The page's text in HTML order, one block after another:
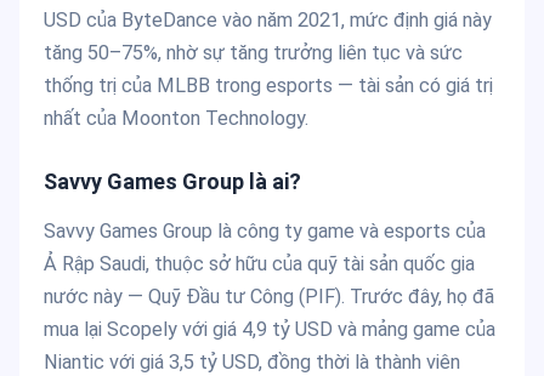
USD của ByteDance vào năm 2021, mức định giá này
tăng 50–75%, nhờ sự tăng trưởng liên tục và sức
thống trị của MLBB trong esports — tài sản có giá trị
nhất của Moonton Technology.
Savvy Games Group là ai?
Savvy Games Group là công ty game và esports của
Ả Rập Saudi, thuộc sở hữu của quỹ tài sản quốc gia
nước này — Quỹ Đầu tư Công (PIF). Trước đây, họ đã
mua lại Scopely với giá 4,9 tỷ USD và mảng game của
Niantic với giá 3,5 tỷ USD, đồng thời là thành viên